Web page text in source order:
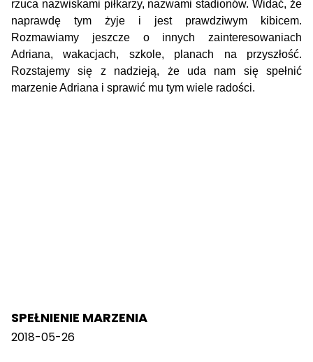
rzuca nazwiskami piłkarzy, nazwami stadionów. Widać, że
naprawdę tym żyje i jest prawdziwym kibicem.
Rozmawiamy jeszcze o innych zainteresowaniach
Adriana, wakacjach, szkole, planach na przyszłość.
Rozstajemy się z nadzieją, że uda nam się spełnić
marzenie Adriana i sprawić mu tym wiele radości.
SPEŁNIENIE MARZENIA
2018-05-26